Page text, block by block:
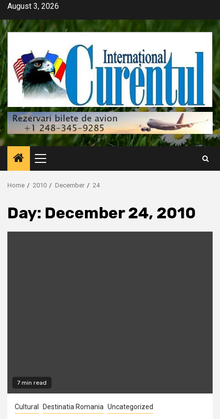
Skip
content
August 3, 2026
Primary
Menu
Home 2010 December 24
Day: December 24, 2010
7 min read
Cultural Destinatia Romania Uncategorized